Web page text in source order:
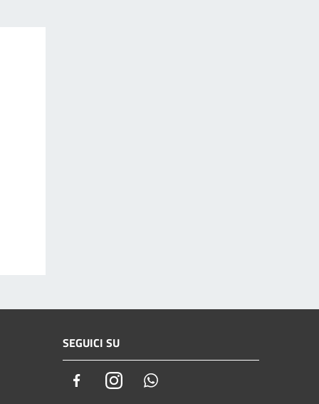
SEGUICI SU
FacebookInstagram